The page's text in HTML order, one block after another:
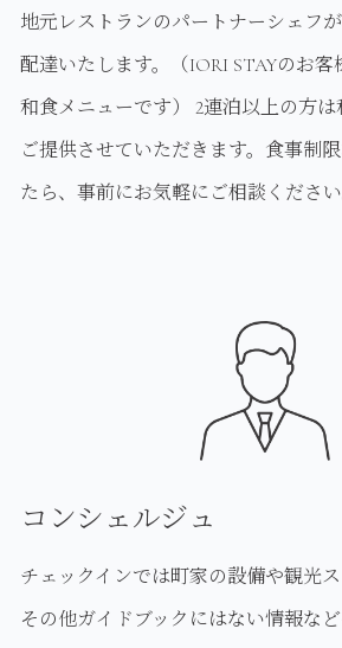
地元レストランのパートナーシェフ
配達いたします。（IORI STAYのお
和食メニューです） 2連泊以上の方
ご提供させていただきます。食事制
たら、事前にお気軽にご相談ください
コンシェルジュ
チェックインでは町家の設備や観光ス
その他ガイドブックにはない情報な